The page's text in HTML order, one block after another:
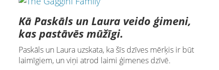
Kā Paskāls un Laura veido ģimeni,
kas pastāvēs mūžīgi.
Paskāls un Laura uzskata, ka šīs dzīves mērķis ir būt
laimīgiem, un viņi atrod laimi ģimenes dzīvē.